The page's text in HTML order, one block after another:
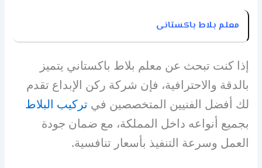
معلم بلاط باكستانى
إذا كنت تبحث عن معلم بلاط باكستاني يتميز
بالدقة والاحترافية، فإن شركة ركن الإبداع تقدم
لك أفضل الفنيين المتخصصين في تركيب البلاط
بجميع أنواعه داخل المملكة، مع ضمان جودة
العمل وسرعة التنفيذ بأسعار تنافسية.